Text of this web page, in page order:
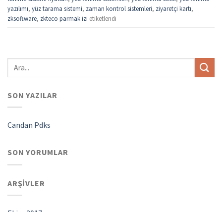
yazılımı, yüz tarama sistemi, zaman kontrol sistemleri, ziyaretçi kartı,
zksoftware, zkteco parmak izi etiketlendi
SON YAZILAR
Candan Pdks
SON YORUMLAR
ARŞIVLER